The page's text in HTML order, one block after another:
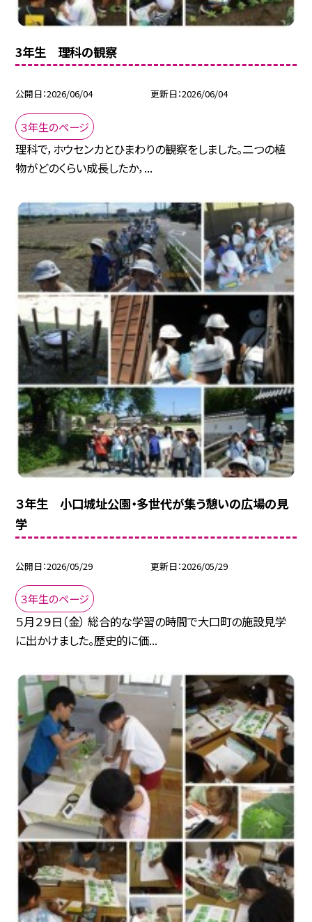
3年生 理科の観察
公開日 2026/06/04 更新日 2026/06/04
３年生のページ
理科で，ホウセンカとひまわりの観察をしました。二つの植
物がどのくらい成長したか，...
３年生 小口城址公園・多世代が集う憩いの広場の見
学
公開日 2026/05/29 更新日 2026/05/29
３年生のページ
５月２９日（金） 総合的な学習の時間で大口町の施設見学
に出かけました。歴史的に価...